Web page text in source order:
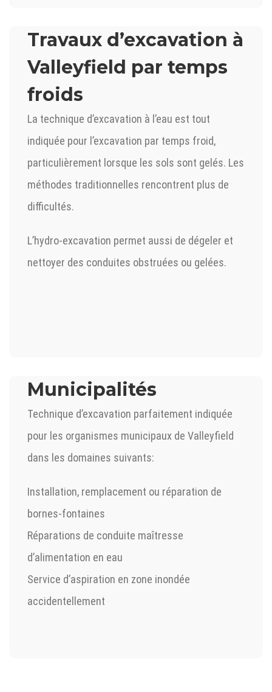
Travaux d’excavation à
Valleyfield par temps
froids
La technique d’excavation à l’eau est tout
indiquée pour l’excavation par temps froid,
particulièrement lorsque les sols sont gelés. Les
méthodes traditionnelles rencontrent plus de
difficultés.
L’hydro-excavation permet aussi de dégeler et
nettoyer des conduites obstruées ou gelées.
Municipalités
Technique d’excavation parfaitement indiquée
pour les organismes municipaux de Valleyfield
dans les domaines suivants:
Installation, remplacement ou réparation de
bornes-fontaines
Réparations de conduite maîtresse
d’alimentation en eau
Service d’aspiration en zone inondée
accidentellement